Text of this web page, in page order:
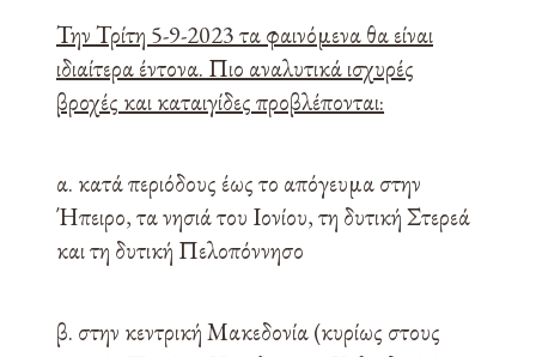
Την Τρίτη 5-9-2023 τα φαινόμενα θα είναι
ιδιαίτερα έντονα. Πιο αναλυτικά ισχυρές
βροχές και καταιγίδες προβλέπονται:
α. κατά περιόδους έως το απόγευμα στην
Ήπειρο, τα νησιά του Ιονίου, τη δυτική Στερεά
και τη δυτική Πελοπόννησο
β. στην κεντρική Μακεδονία (κυρίως στους